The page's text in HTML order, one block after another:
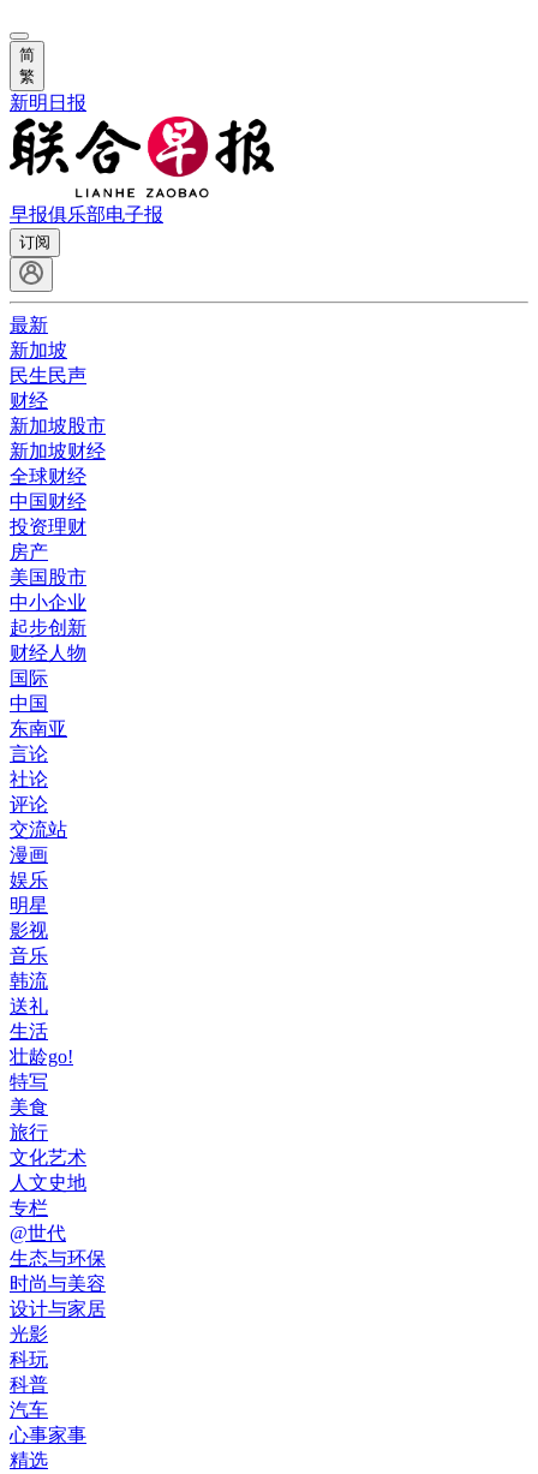
简
繁
新明日报
早报俱乐部电子报
订阅
最新
新加坡
民生民声
财经
新加坡股市
新加坡财经
全球财经
中国财经
投资理财
房产
美国股市
中小企业
起步创新
财经人物
国际
中国
东南亚
言论
社论
评论
交流站
漫画
娱乐
明星
影视
音乐
韩流
送礼
生活
壮龄go!
特写
美食
旅行
文化艺术
人文史地
专栏
@世代
生态与环保
时尚与美容
设计与家居
光影
科玩
科普
汽车
心事家事
精选